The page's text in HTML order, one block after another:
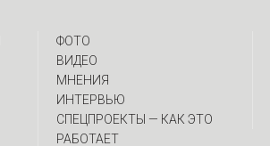
ФОТО
ВИДЕО
МНЕНИЯ
ИНТЕРВЬЮ
CПЕЦПРОЕКТЫ — КАК ЭТО
РАБОТАЕТ